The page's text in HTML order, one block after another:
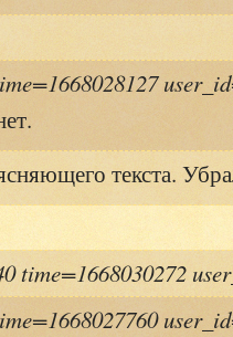
текста.
time=1668030272